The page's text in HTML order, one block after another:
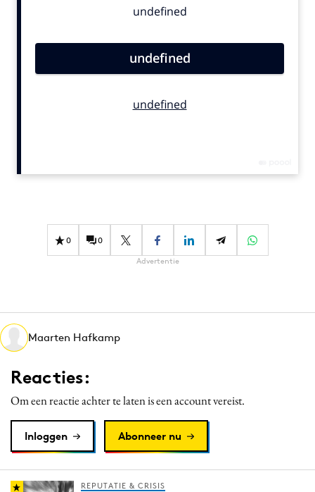
Contentmarketing
Effectiviteit
Gedragsverandering
Martech
Media
Merkstrategie
PR
Programmatic
Reputatie & crisis
0 0
Advertentie
Maarten Hafkamp
Reacties:
Om een reactie achter te laten is een account vereist.
Inloggen Abonneer nu
REPUTATIE & CRISIS